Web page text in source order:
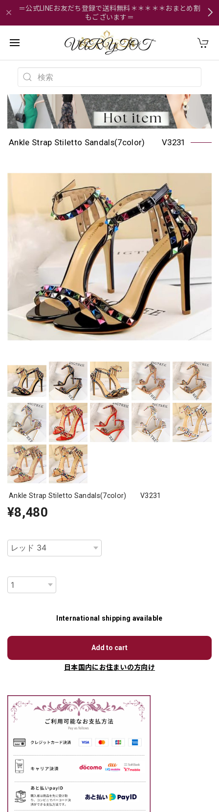
＝公式LINEお友だち登録で送料無料＊＊＊＊＊おまとめ割
もございます＝
Ankle Strap Stiletto Sandals(7color) V3231
Ankle Strap Stiletto Sandals(7color) V3231
¥8,480
International shipping available
Add to cart
日本国内にお住まいの方向け